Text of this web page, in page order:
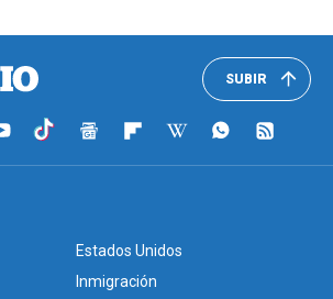
SUBIR
Estados Unidos
Inmigración